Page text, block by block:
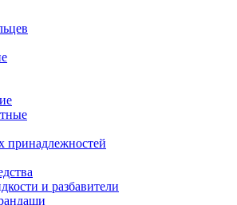
принадлежностей
и разбавители